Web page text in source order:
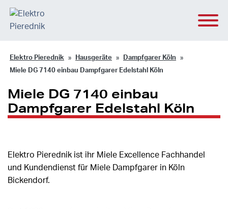
Elektro Pierednik Hausgeräte Dampfgarer Köln
Miele DG 7140 einbau Dampfgarer Edelstahl Köln
Miele DG 7140 einbau
Dampfgarer Edelstahl Köln
Elektro Pierednik ist ihr Miele Excellence Fachhandel
und Kundendienst für Miele Dampfgarer in Köln
Bickendorf.